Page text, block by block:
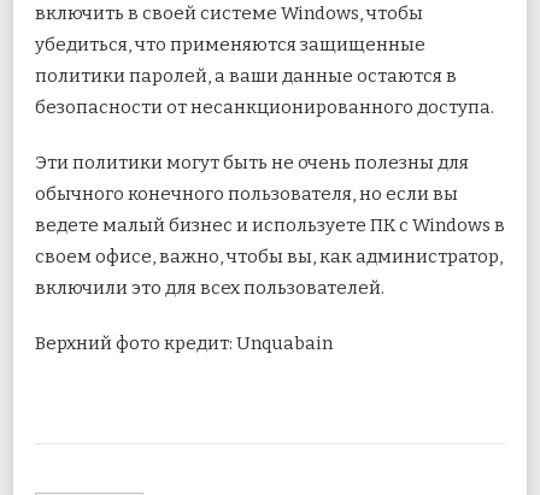
включить в своей системе Windows, чтобы
убедиться, что применяются защищенные
политики паролей, а ваши данные остаются в
безопасности от несанкционированного доступа.
Эти политики могут быть не очень полезны для
обычного конечного пользователя, но если вы
ведете малый бизнес и используете ПК с Windows в
своем офисе, важно, чтобы вы, как администратор,
включили это для всех пользователей.
Верхний фото кредит: Unquabain